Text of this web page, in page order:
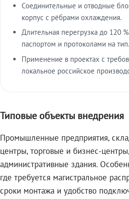
Соединительные и отводные
корпус с рёбрами охлаждения.
Длительная перегрузка до 120
паспортом и протоколами на тип.
Применение в проектах с
локальное российское
Типовые объекты внедрения
Промышленные предприятия,
центры, торговые и бизнес-
административные здания.
где требуется магистральное
сроки монтажа и удобство